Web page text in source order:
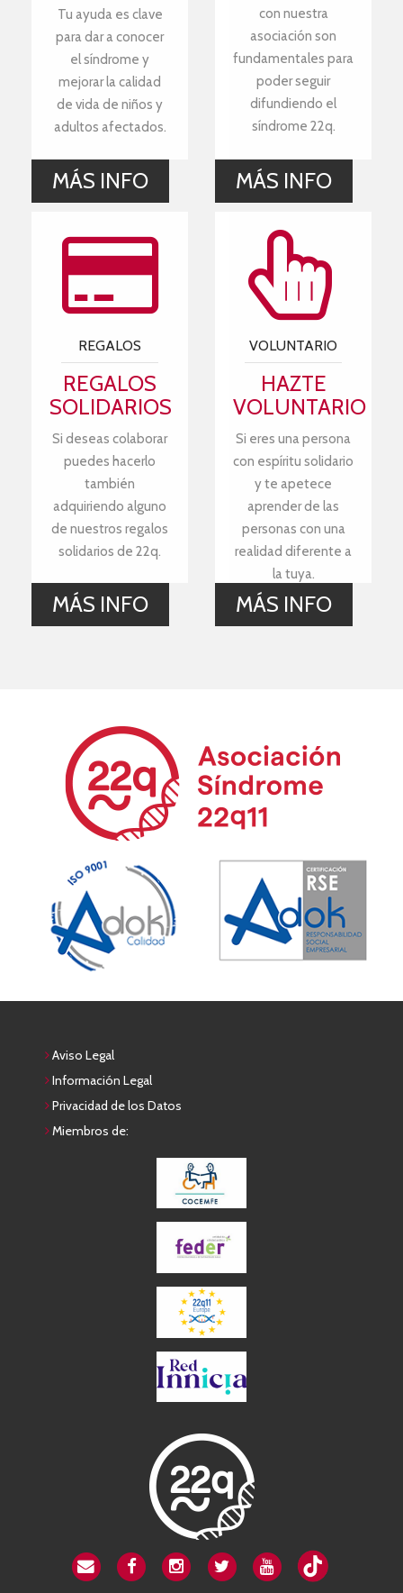
Tu ayuda es clave
para dar a conocer
el síndrome y
mejorar la calidad
de vida de niños y
adultos afectados.
MÁS INFO
con nuestra
asociación son
fundamentales para
poder seguir
difundiendo el
síndrome 22q.
MÁS INFO
REGALOS
REGALOS
SOLIDARIOS
Si deseas colaborar
puedes hacerlo
también
adquiriendo alguno
de nuestros regalos
solidarios de 22q.
MÁS INFO
VOLUNTARIO
HAZTE
VOLUNTARIO
Si eres una persona
con espíritu solidario
y te apetece
aprender de las
personas con una
realidad diferente a
la tuya.
MÁS INFO
Aviso Legal
Información Legal
Privacidad de los Datos
Miembros de: